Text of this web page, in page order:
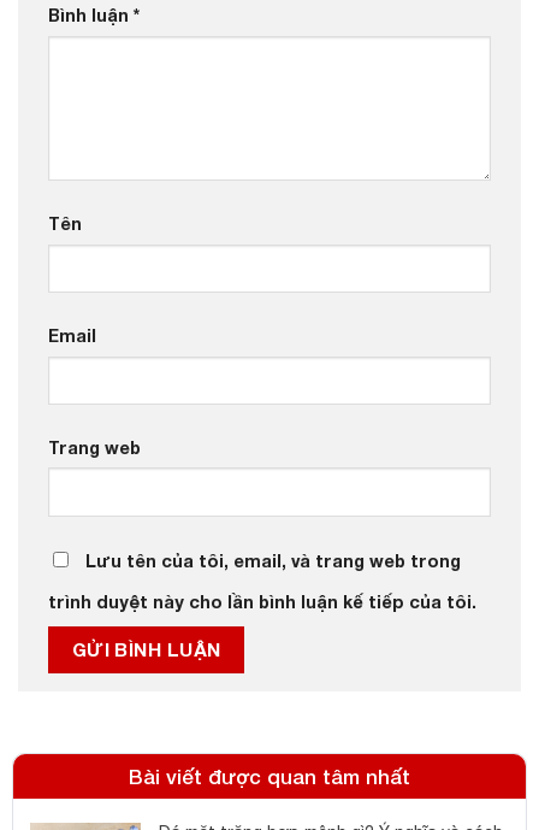
Bài viết được quan tâm nhất
Bình luận *
Tên
Email
Trang web
Lưu tên của tôi, email, và trang web trong
trình duyệt này cho lần bình luận kế tiếp của tôi.